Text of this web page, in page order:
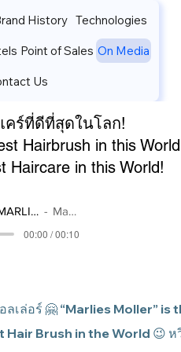
Log In
History Technologies
Point of Sales On Media
Us
เล่อร์ 🤗 “Marlies Moller”
Hair Brush in the World 😉
2024 SPOT MARLIES MOLLER THAILAND
Marlies Moller
00:00 / 00:10
ร์ที่ดีที่สุดในโลก!
Hairbrush in this
Haircare in this World!